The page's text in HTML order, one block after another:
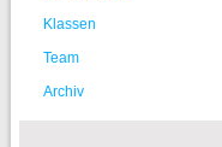
Klassen
Team
Archiv